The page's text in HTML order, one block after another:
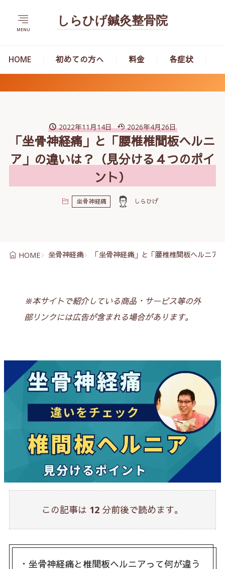
しらひげ鍼灸整骨院
MENU
HOME 初めての方へ 料金 各症状
2022年11月14日 2026年4月26日
「坐骨神経痛」と「腰椎椎間板ヘルニ
ア」の違いは？（見分ける４つのポイ
ント）
坐骨神経痛 しらひげ
HOME 坐骨神経痛 「坐骨神経痛」と「腰椎椎間板ヘルニア
※本サイトで紹介している商品・サービス等の外
部リンクには広告が含まれる場合があります。
この記事は 12 分前後で読めます。
・坐骨神経痛と椎間板ヘルニアって何が違う